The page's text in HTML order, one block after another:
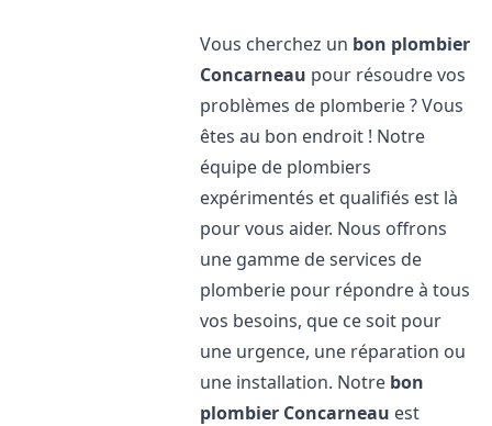
Vous cherchez un bon plombier
Concarneau pour résoudre vos
problèmes de plomberie ? Vous
êtes au bon endroit ! Notre
équipe de plombiers
expérimentés et qualifiés est là
pour vous aider. Nous offrons
une gamme de services de
plomberie pour répondre à tous
vos besoins, que ce soit pour
une urgence, une réparation ou
une installation. Notre bon
plombier Concarneau est